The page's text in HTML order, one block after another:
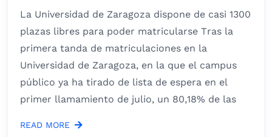
La Universidad de Zaragoza dispone de casi 1300
plazas libres para poder matricularse Tras la
primera tanda de matriculaciones en la
Universidad de Zaragoza, en la que el campus
público ya ha tirado de lista de espera en el
primer llamamiento de julio, un 80,18% de las
READ MORE